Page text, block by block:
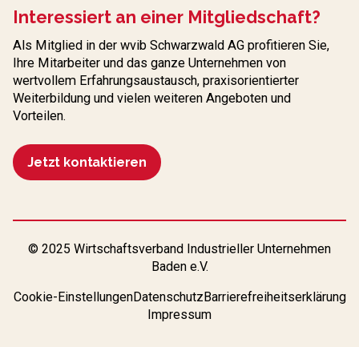
Interessiert an einer Mitgliedschaft?
Als Mitglied in der wvib Schwarzwald AG profitieren Sie,
Ihre Mitarbeiter und das ganze Unternehmen von
wertvollem Erfahrungs­austausch, praxisorientierter
Weiterbildung und vielen weiteren Angeboten und
Vorteilen.
Jetzt kontaktieren
© 2025 Wirtschaftsverband Industrieller Unternehmen
Baden e.V.
Cookie-EinstellungenDatenschutz Barrierefreiheitserklärung
Impressum